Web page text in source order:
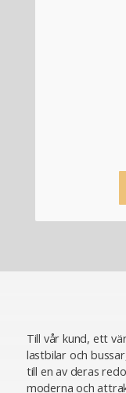
Till vår kund, ett
lastbilar och
till en av deras
moderna och